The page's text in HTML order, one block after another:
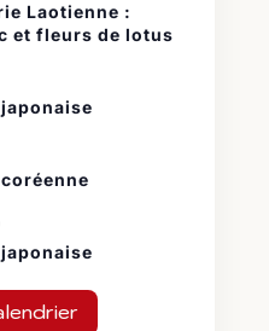
Laotienne :
et fleurs de lotus